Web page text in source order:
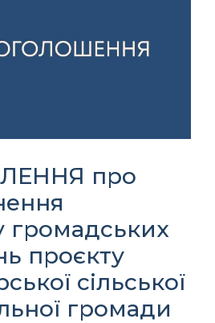
про
громадських
проєкту
сільської
громади